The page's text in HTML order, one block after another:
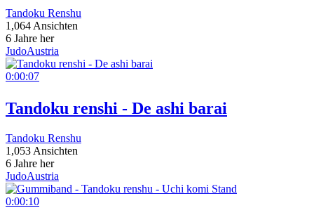
Tandoku Renshu
1,064 Ansichten
6 Jahre her
JudoAustria
0:00:07
Tandoku renshi - De ashi barai
Tandoku Renshu
1,053 Ansichten
6 Jahre her
JudoAustria
0:00:10